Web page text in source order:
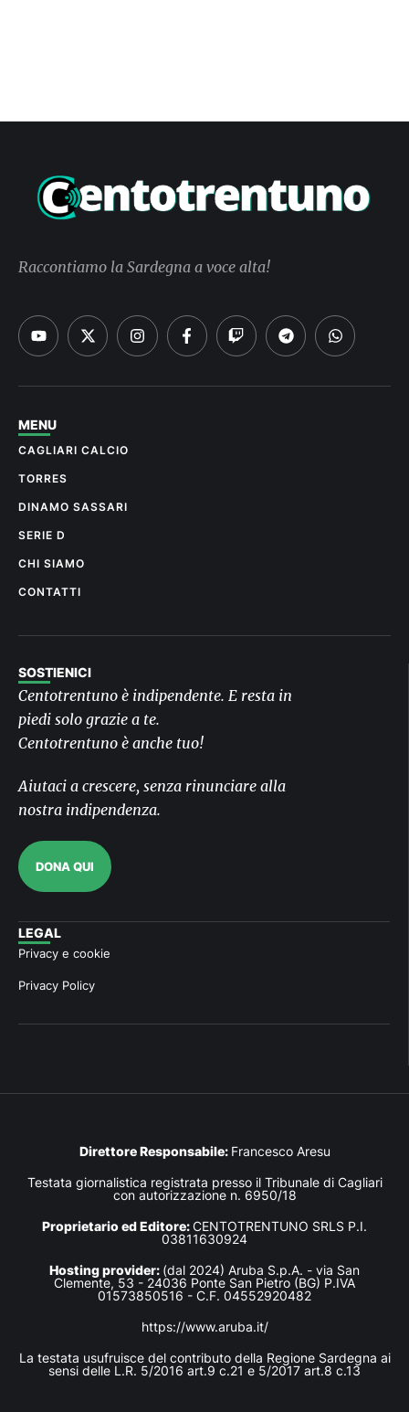
Raccontiamo la Sardegna a voce alta!
MENU
CAGLIARI CALCIO
TORRES
DINAMO SASSARI
SERIE D
CHI SIAMO
CONTATTI
SOSTIENICI
Centotrentuno è indipendente. E resta in
piedi solo grazie a te.
Centotrentuno è anche tuo!
Aiutaci a crescere, senza rinunciare alla
nostra indipendenza.
DONA QUI
LEGAL
Privacy e cookie
Privacy Policy
Direttore Responsabile: Francesco Aresu
Testata giornalistica registrata presso il Tribunale di Cagliari
con autorizzazione n. 6950/18
Proprietario ed Editore:CENTOTRENTUNO SRLS P.I.
03811630924
Hosting provider: (dal 2024) Aruba S.p.A. - via San
Clemente, 53 - 24036 Ponte San Pietro (BG) P.IVA
01573850516 - C.F. 04552920482
https://www.aruba.it/
La testata usufruisce del contributo della Regione Sardegna ai
sensi delle L.R. 5/2016 art.9 c.21 e 5/2017 art.8 c.13